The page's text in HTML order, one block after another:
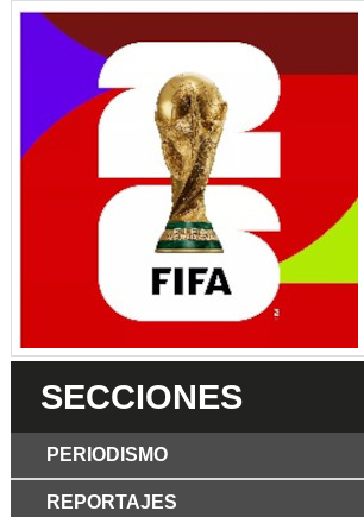
SECCIONES
PERIODISMO
REPORTAJES